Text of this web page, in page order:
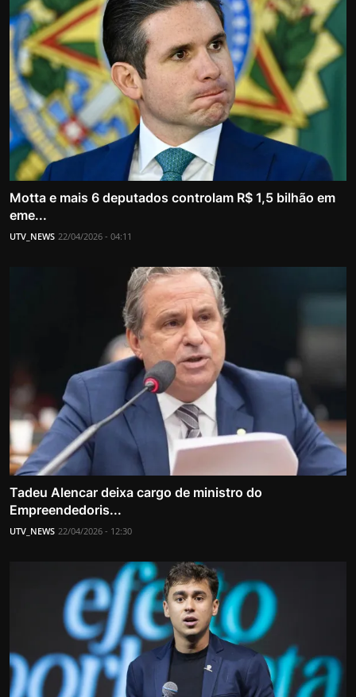
Motta e mais 6 deputados controlam R$ 1,5 bilhão em
eme...
UTV_NEWS 22/04/2026 - 04:11
Tadeu Alencar deixa cargo de ministro do
Empreendedoris...
UTV_NEWS 22/04/2026 - 12:30